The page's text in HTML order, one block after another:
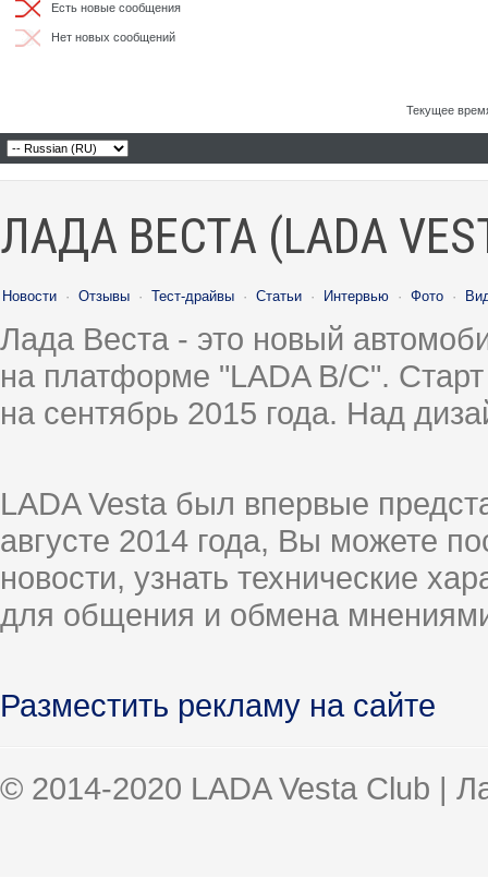
Есть новые сообщения
Нет новых сообщений
Текущее
ЛАДА ВЕСТА (LADA
Новости · Отзывы · Тест-драйвы · Статьи · Интервью · Фото ·
Лада Веста - это новый
на платформе "LADA B/C".
на сентябрь 2015 года. Над
LADA Vesta был впервые
августе 2014 года, Вы можете
новости, узнать технические
для общения и обмена
Разместить рекламу на сайте
© 2014-2020 LADA Vesta Club |